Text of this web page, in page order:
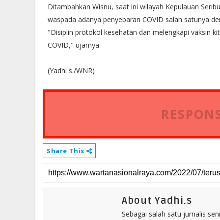
Ditambahkan Wisnu, saat ini wilayah Kepulauan
waspada adanya penyebaran COVID salah satunya
"Disiplin protokol kesehatan dan melengkapi vaksin
COVID," ujarnya.
(Yadhi s./WNR)
Share This
About Yadhi.s
Sebagai salah satu jurnalis